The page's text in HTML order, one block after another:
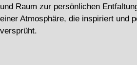
und Raum zur persönlichen
einer Atmosphäre, die inspiriert und
versprüht.